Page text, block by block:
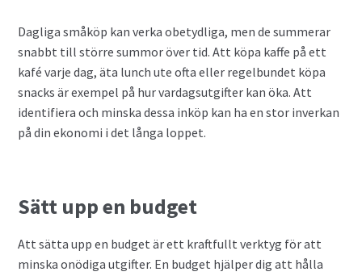
Dagliga småköp kan verka obetydliga, men de summerar
snabbt till större summor över tid. Att köpa kaffe på ett
kafé varje dag, äta lunch ute ofta eller regelbundet köpa
snacks är exempel på hur vardagsutgifter kan öka. Att
identifiera och minska dessa inköp kan ha en stor inverkan
på din ekonomi i det långa loppet.
Sätt upp en budget
Att sätta upp en budget är ett kraftfullt verktyg för att
minska onödiga utgifter. En budget hjälper dig att hålla